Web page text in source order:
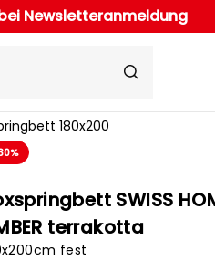
Newsletteranmeldung
180x200
SWISS
terrakotta
fest